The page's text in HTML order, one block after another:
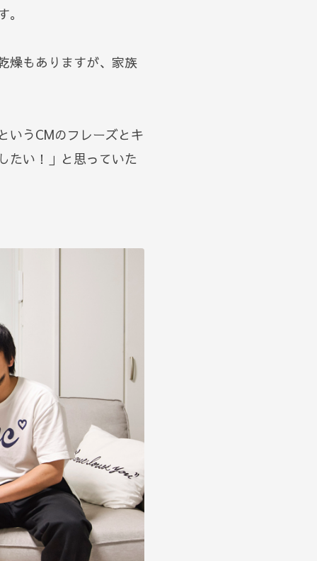
燥もありますが、家族
いうCMのフレーズとキ
たい！」と思っていた